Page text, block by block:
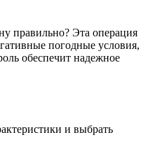
правильно? Эта операция
погодные условия,
обеспечит надежное
и выбрать